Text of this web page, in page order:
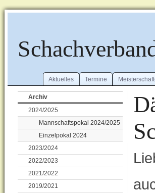
Aktuelles Termine
Archiv
2024/2025
Mannschaftspokal 2024/2025
Einzelpokal 2024
2023/2024
2022/2023
2021/2022
2019/2021